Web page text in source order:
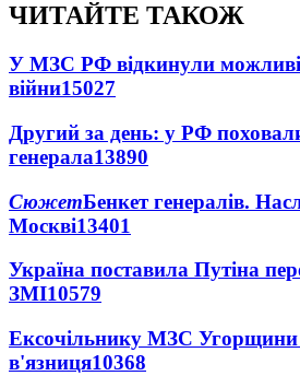
ЧИТАЙТЕ ТАКОЖ
У МЗС РФ відкинули
війни15027
Другий за день: у РФ
генерала13890
СюжетБенкет генералів.
Москві13401
Україна поставила Путіна
ЗМІ10579
Ексочільнику МЗС Угорщини
в'язниця10368